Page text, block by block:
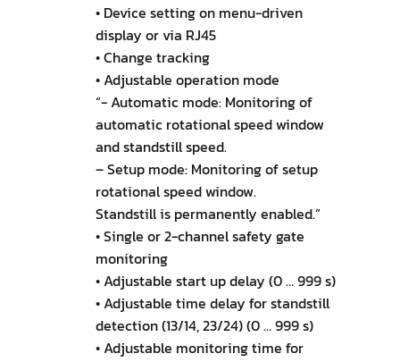
• Device setting on menu-driven
display or via RJ45
• Change tracking
• Adjustable operation mode
“- Automatic mode: Monitoring of
automatic rotational speed window
and standstill speed.
– Setup mode: Monitoring of setup
rotational speed window.
Standstill is permanently enabled.”
• Single or 2-channel safety gate
monitoring
• Adjustable start up delay (0 … 999 s)
• Adjustable time delay for standstill
detection (13/14, 23/24) (0 … 999 s)
• Adjustable monitoring time for